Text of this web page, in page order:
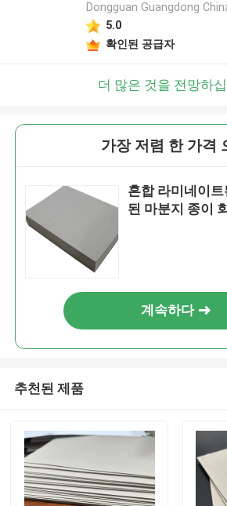
Dongguan Guangdong
5.0
확인된 공급자
더 많은 것을 전망하
가장 저렴 한 가격
혼합 라미네이
된 마분지 종이
계속하다
추천된 제품